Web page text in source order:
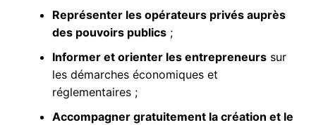
Représenter les opérateurs privés auprès
des pouvoirs publics;
Informer et orienter les entrepreneurssur
les démarches économiques et
réglementaires ;
Accompagner gratuitement la création et le